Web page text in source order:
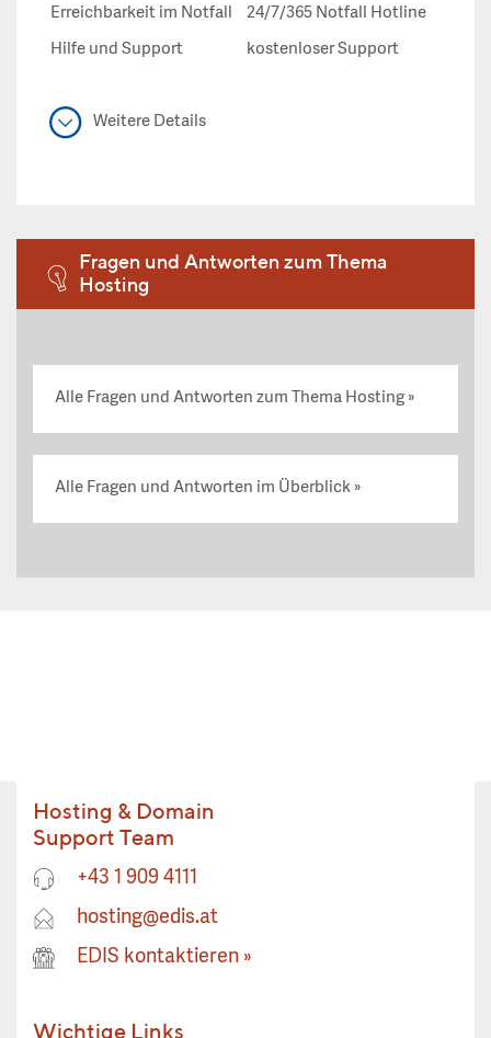
Erreichbarkeit im Notfall
24/7/365 Notfall Hotline
Hilfe und Support
kostenloser Support
Weitere Details
Fragen und Antworten zum Thema
Hosting
Alle Fragen und Antworten zum Thema Hosting
Alle Fragen und Antworten im Überblick
Hosting & Domain
Support Team
+43 1 909 4111
hosting@edis.at
EDIS kontaktieren »
Wichtige Links